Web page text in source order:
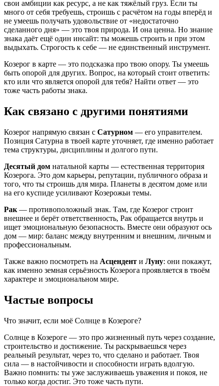
свои амбиции как ресурс, а не как тяжёлый груз. Если ты
много от себя требуешь, строишь с расчётом на годы вперёд и
не умеешь получать удовольствие от «недостаточно
сделанного дня» — это твоя природа. И она ценна. Но знание
знака даёт ещё один инсайт: ты можешь строить и при этом
выдыхать. Строгость к себе — не единственный инструмент.
Козерог в карте — это подсказка про твою опору. Ты умеешь
быть опорой для других. Вопрос, на который стоит ответить:
кто или что является опорой для тебя? Найти ответ — это
тоже часть работы знака.
Как связано с другими понятиями
Козерог напрямую связан с Сатурном — его управителем.
Позиция Сатурна в твоей карте уточняет, где именно работает
тема структуры, дисциплины и долгого пути.
Десятый дом натальной карты — естественная территория
Козерога. Это дом карьеры, репутации, публичного образа и
того, что ты строишь для мира. Планеты в десятом доме или
на его куспиде усиливают Козерожьи темы.
Рак — противоположный знак. Там, где Козерог строит
внешнее и берёт ответственность, Рак обращается внутрь и
ищет эмоциональную безопасность. Вместе они образуют ось
дом — мир: баланс между внутренним и внешним, личным и
профессиональным.
Также важно посмотреть на Асцендент и Луну: они покажут,
как именно земная серьёзность Козерога проявляется в твоём
характере и эмоциональном мире.
Частые вопросы
Что значит, если моё Солнце в Козероге?
Солнце в Козероге — это про жизненный путь через создание,
строительство и достижение. Ты раскрываешься через
реальный результат, через то, что сделано и работает. Твоя
сила — в настойчивости и способности играть вдолгую.
Важно помнить: ты уже заслуживаешь уважения и покоя, не
только когда достиг. Это тоже часть пути.